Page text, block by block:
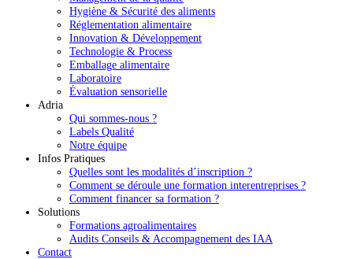
Hygiène & Sécurité des aliments
Réglementation alimentaire
Innovation & Développement
Technologie & Process
Emballage alimentaire
Laboratoire
Évaluation sensorielle
Adria
Qui sommes-nous ?
Labels Qualité
Notre équipe
Infos Pratiques
Quelles sont les modalités d’inscription ?
Comment se déroule une formation interentreprises ?
Comment financer sa formation ?
Solutions
Formations agroalimentaires
Audits Conseils & Accompagnement des IAA
Contact